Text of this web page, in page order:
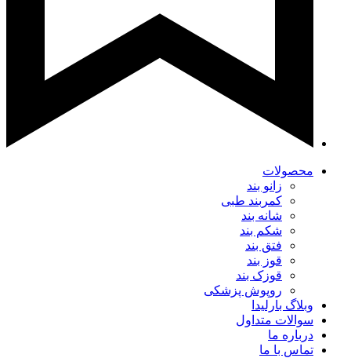
محصولات
زانو بند
کمربند طبی
شانه بند
شکم بند
فتق بند
قوز بند
قوزک بند
روپوش پزشکی
وبلاگ بارلیدا
سوالات متداول
درباره ما
تماس با ما